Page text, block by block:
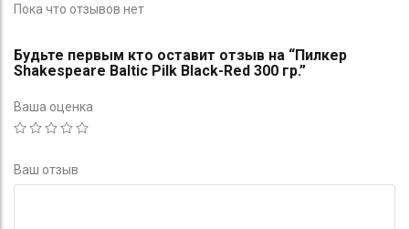
Пока что отзывов нет
Будьте первым кто оставит отзыв на “Пилкер
Shakespeare Baltic Pilk Black-Red 300 гр.”
Ваша оценка
Ваш отзыв